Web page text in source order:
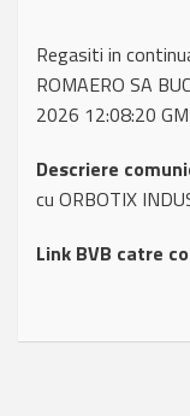
Regasiti in
ROMAERO SA
2026 12:08:20
Descriere
cu ORBOTIX
Link BVB catre